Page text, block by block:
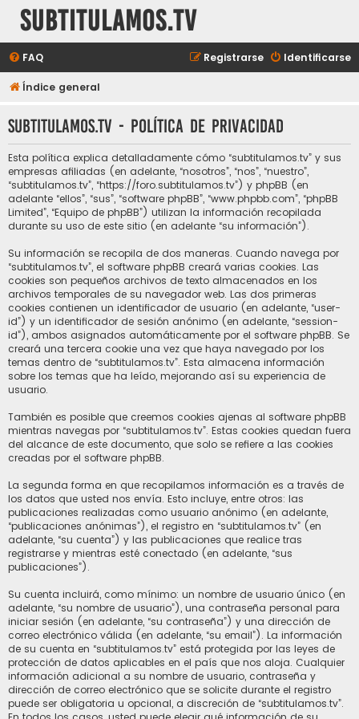
subtitulamos.tv
FAQ Identificarse
Registrarse
Índice general
subtitulamos.tv - Política de privacidad
Esta política explica detalladamente cómo “subtitulamos.tv” y sus
empresas afiliadas (en adelante, “nosotros”, “nos”, “nuestro”,
“subtitulamos.tv”, “https://foro.subtitulamos.tv”) y phpBB (en
adelante “ellos”, “sus”, “software phpBB”, “www.phpbb.com”, “phpBB
Limited”, “Equipo de phpBB”) utilizan la información recopilada
durante su uso de este sitio (en adelante “su información”).
Su información se recopila de dos maneras. Cuando navega por
“subtitulamos.tv”, el software phpBB creará varias cookies. Las
cookies son pequeños archivos de texto almacenados en los
archivos temporales de su navegador web. Las dos primeras
cookies contienen un identificador de usuario (en adelante, “user-
id”) y un identificador de sesión anónimo (en adelante, “session-
id”), ambos asignados automáticamente por el software phpBB. Se
creará una tercera cookie una vez que haya navegado por los
temas dentro de “subtitulamos.tv”. Esta almacena información
sobre los temas que ha leído, mejorando así su experiencia de
usuario.
También es posible que creemos cookies ajenas al software phpBB
mientras navegas por “subtitulamos.tv”. Estas cookies quedan fuera
del alcance de este documento, que solo se refiere a las cookies
creadas por el software phpBB.
La segunda forma en que recopilamos información es a través de
los datos que usted nos envía. Esto incluye, entre otros: las
publicaciones realizadas como usuario anónimo (en adelante,
“publicaciones anónimas”), el registro en “subtitulamos.tv” (en
adelante, “su cuenta”) y las publicaciones que realice tras
registrarse y mientras esté conectado (en adelante, “sus
publicaciones”).
Su cuenta incluirá, como mínimo: un nombre de usuario único (en
adelante, “su nombre de usuario”), una contraseña personal para
iniciar sesión (en adelante, “su contraseña”) y una dirección de
correo electrónico válida (en adelante, “su email”). La información
de su cuenta en “subtitulamos.tv” está protegida por las leyes de
protección de datos aplicables en el país que nos aloja. Cualquier
información adicional a su nombre de usuario, contraseña y
dirección de correo electrónico que se solicite durante el registro
puede ser obligatoria u opcional, a discreción de “subtitulamos.tv”.